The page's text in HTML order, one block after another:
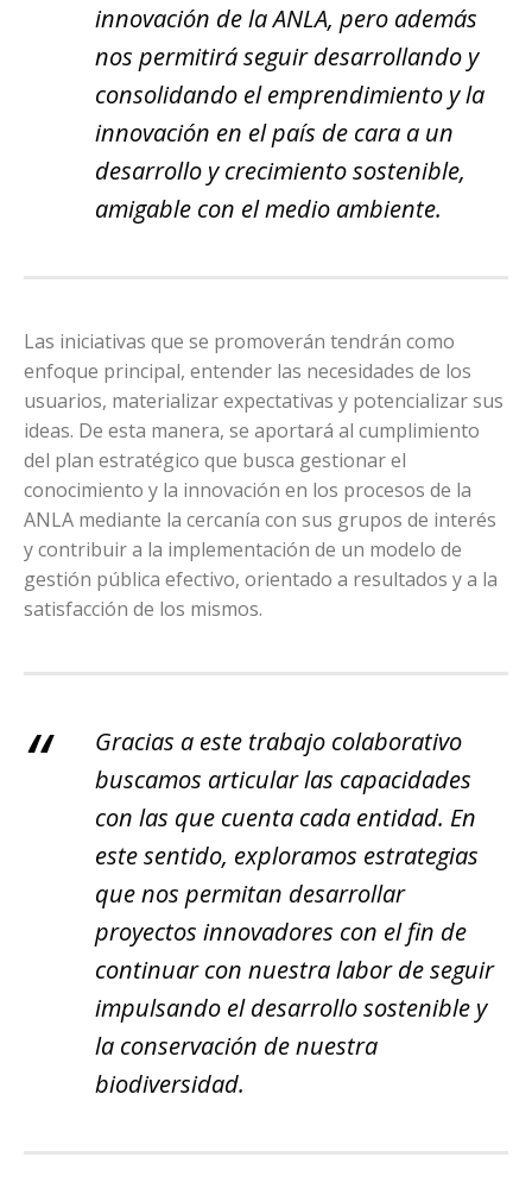
innovación de la ANLA, pero además
nos permitirá seguir desarrollando y
consolidando el emprendimiento y la
innovación en el país de cara a un
desarrollo y crecimiento sostenible,
amigable con el medio ambiente.
Las iniciativas que se promoverán tendrán como
enfoque principal, entender las necesidades de los
usuarios, materializar expectativas y potencializar sus
ideas. De esta manera, se aportará al cumplimiento
del plan estratégico que busca gestionar el
conocimiento y la innovación en los procesos de la
ANLA mediante la cercanía con sus grupos de interés
y contribuir a la implementación de un modelo de
gestión pública efectivo, orientado a resultados y a la
satisfacción de los mismos.
Gracias a este trabajo colaborativo
buscamos articular las capacidades
con las que cuenta cada entidad. En
este sentido, exploramos estrategias
que nos permitan desarrollar
proyectos innovadores con el fin de
continuar con nuestra labor de seguir
impulsando el desarrollo sostenible y
la conservación de nuestra
biodiversidad.